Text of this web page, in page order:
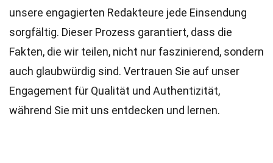
unsere engagierten Redakteure jede Einsendung
sorgfältig. Dieser Prozess garantiert, dass die
Fakten, die wir teilen, nicht nur faszinierend, sondern
auch glaubwürdig sind. Vertrauen Sie auf unser
Engagement für Qualität und Authentizität,
während Sie mit uns entdecken und lernen.